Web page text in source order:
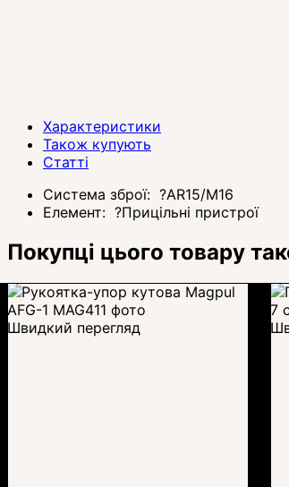
Характеристики
Також купують
Статті
Система зброї: ?AR15/M16
Елемент: ?Прицільні пристрої
Покупці цього товару
Швидкий перегляд